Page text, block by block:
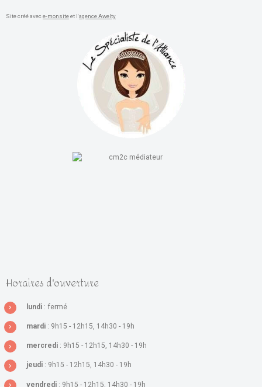
Site créé avece-monsiteet l'agence Awelty
Horaires d'ouverture
lundi : fermé
mardi : 9h15 - 12h15, 14h30 - 19h
mercredi : 9h15 - 12h15, 14h30 - 19h
jeudi : 9h15 - 12h15, 14h30 - 19h
vendredi : 9h15 - 12h15, 14h30 - 19h